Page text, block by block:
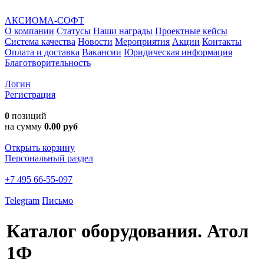
АКСИОМА-СОФТ
О компании Статусы Наши награды Проектные кейсы
Система качества Новости Мероприятия Акции Контакты
Оплата и доставка Вакансии Юридическая информация
Благотворительность
Логин
Регистрация
0 позиций
на сумму 0.00 руб
Открыть корзину
Персональный раздел
+7 495 66-55-097
Telegram Письмо
Каталог оборудования. Атол
1Ф